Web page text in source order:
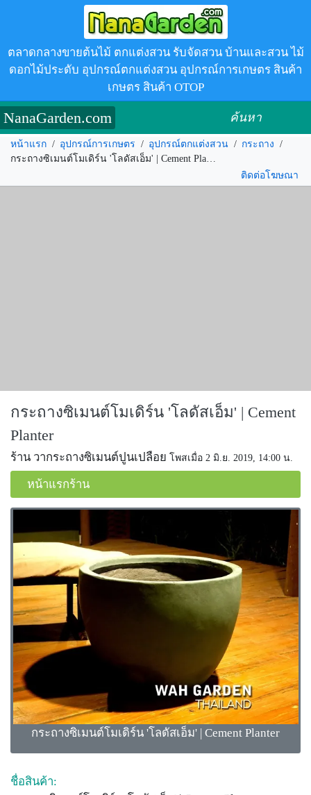
ตลาดกลางขายต้นไม้ ตกแต่งสวน รับจัดสวน บ้านและสวน ไม้
ดอกไม้ประดับ อุปกรณ์ตกแต่งสวน อุปกรณ์การเกษตร สินค้า
เกษตร สินค้า OTOP
NanaGarden.com ค้นหา
หน้าแรก / อุปกรณ์การเกษตร / อุปกรณ์ตกแต่งสวน / กระถาง /
ติดต่อโฆษณา
กระถางซิเมนต์โมเดิร์น 'โลดัสเอ็ม' | Cement
Planter
ร้าน วากระถางซิเมนต์ปูนเปลือย โพสเมื่อ 2 มิ.ย. 2019, 14:00 น.
หน้าแรกร้าน
กระถางซิเมนต์โมเดิร์น 'โลดัสเอ็ม' | Cement Planter
ชื่อสินค้า: